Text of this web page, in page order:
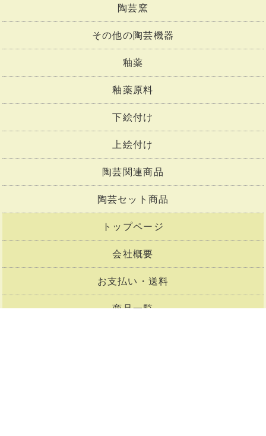
陶芸窯
その他の陶芸機器
釉薬
釉薬原料
下絵付け
上絵付け
陶芸関連商品
陶芸セット商品
トップページ
会社概要
お支払い・送料
商品一覧